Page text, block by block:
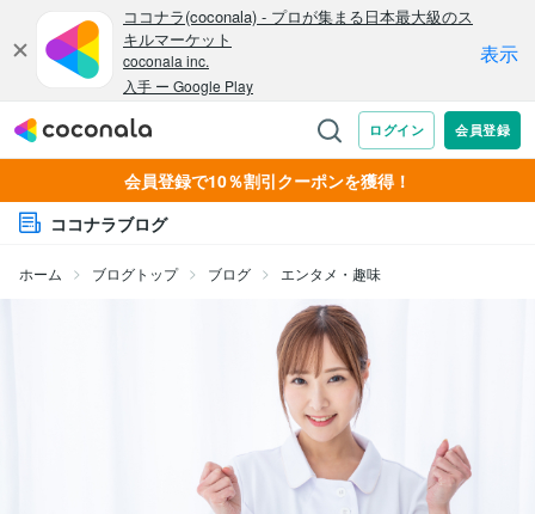
会員登録で10％割引クーポンを獲得！
ココナラブログ
ホーム ブログトップ ブログ エンタメ・趣味